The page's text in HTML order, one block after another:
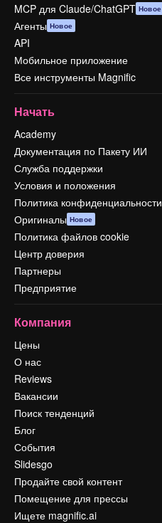
MCP для Claude/ChatGPT Новое
Агенты Новое
API
Мобильное приложение
Все инструменты Magnific
Начать
Academy
Документация по Пакету ИИ
Служба поддержки
Условия и положения
Политика конфиденциальности
Оригиналы Новое
Политика файлов cookie
Центр доверия
Партнеры
Предприятие
Компания
Цены
О нас
Reviews
Вакансии
Поиск тенденций
Блог
События
Slidesgo
Продайте свой контент
Помещение для прессы
Ищете magnific.ai